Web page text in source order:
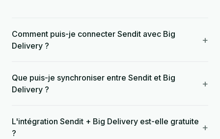
Comment puis-je connecter Sendit avec Big
Delivery ?
+
Que puis-je synchroniser entre Sendit et Big
Delivery ?
+
L'intégration Sendit + Big Delivery est-elle gratuite
?
+